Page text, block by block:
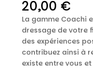
20,00 €
La gamme Coachi
dressage de votre
des expériences
contribuez ainsi à
existe entre vous et